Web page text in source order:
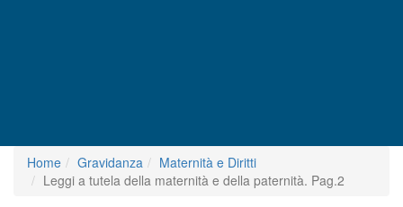
Home Gravidanza
Maternità e Diritti
Leggi a tutela della maternità e della paternità. Pag.2